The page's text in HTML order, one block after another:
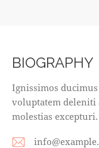
BIOGRAPHY
Ignissimos
voluptatem deleniti
molestias